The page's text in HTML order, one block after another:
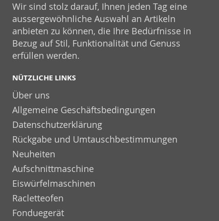
Wir sind stolz darauf, Ihnen jeden Tag eine
aussergewöhnliche Auswahl an Artikeln
anbieten zu können, die Ihre Bedürfnisse in
Bezug auf Stil, Funktionalität und Genuss
erfüllen werden.
NÜTZLICHE LINKS
Über uns
Allgemeine Geschäftsbedingungen
Datenschutzerklärung
Rückgabe und Umtauschbestimmungen
Neuheiten
Aufschnittmaschine
Eiswürfelmaschinen
Racletteofen
Fonduegerät